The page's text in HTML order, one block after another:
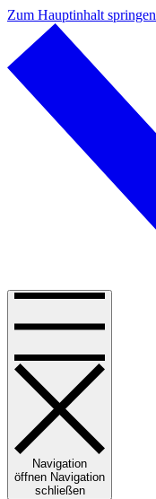
Zum Hauptinhalt springen
Navigation
öffnen Navigation
schließen